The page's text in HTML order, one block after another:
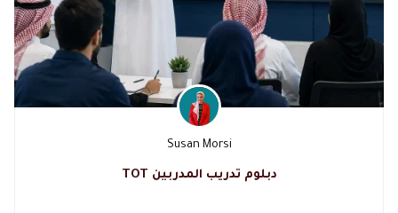
Susan Morsi
دبلوم تدريب المدربين TOT